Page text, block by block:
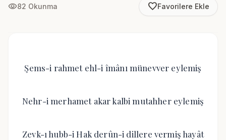
visibility82 Okunma favorite_borderFavorilere Ekle
Şems-i rahmet ehl-i îmânı münevver eylemiş
Nehr-i merhamet akar kalbi mutahher eylemiş
Zevk-ı hubb-i Hak derûn-i dillere vermiş hayât